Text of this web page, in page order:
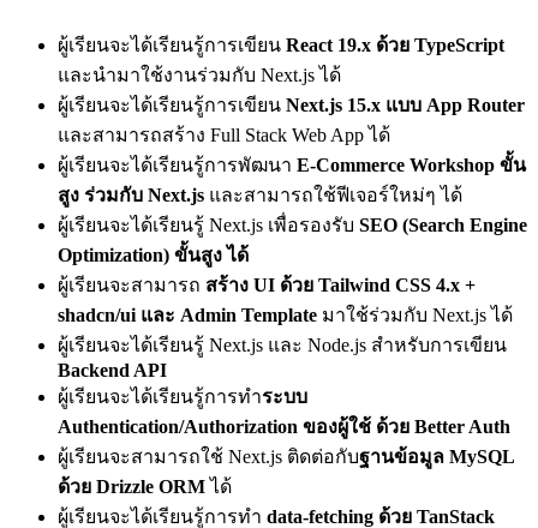
ผู้เรียนจะได้เรียนรู้การเขียน React 19.x ด้วย TypeScript
และนำมาใช้งานร่วมกับ Next.js ได้
ผู้เรียนจะได้เรียนรู้การเขียน Next.js 15.x แบบ App Router
และสามารถสร้าง Full Stack Web App ได้
ผู้เรียนจะได้เรียนรู้การพัฒนา E-Commerce Workshop ขั้น
สูง ร่วมกับ Next.js และสามารถใช้ฟีเจอร์ใหม่ๆ ได้
ผู้เรียนจะได้เรียนรู้ Next.js เพื่อรองรับ SEO (Search Engine
Optimization) ขั้นสูง ได้
ผู้เรียนจะสามารถ สร้าง UI ด้วย Tailwind CSS 4.x +
shadcn/ui และ Admin Template มาใช้ร่วมกับ Next.js ได้
ผู้เรียนจะได้เรียนรู้ Next.js และ Node.js สำหรับการเขียน
Backend API
ผู้เรียนจะได้เรียนรู้การทำระบบ
Authentication/Authorization ของผู้ใช้ ด้วย Better Auth
ผู้เรียนจะสามารถใช้ Next.js ติดต่อกับฐานข้อมูล MySQL
ด้วย Drizzle ORMได้
ผู้เรียนจะได้เรียนรู้การทำ data-fetching ด้วย TanStack